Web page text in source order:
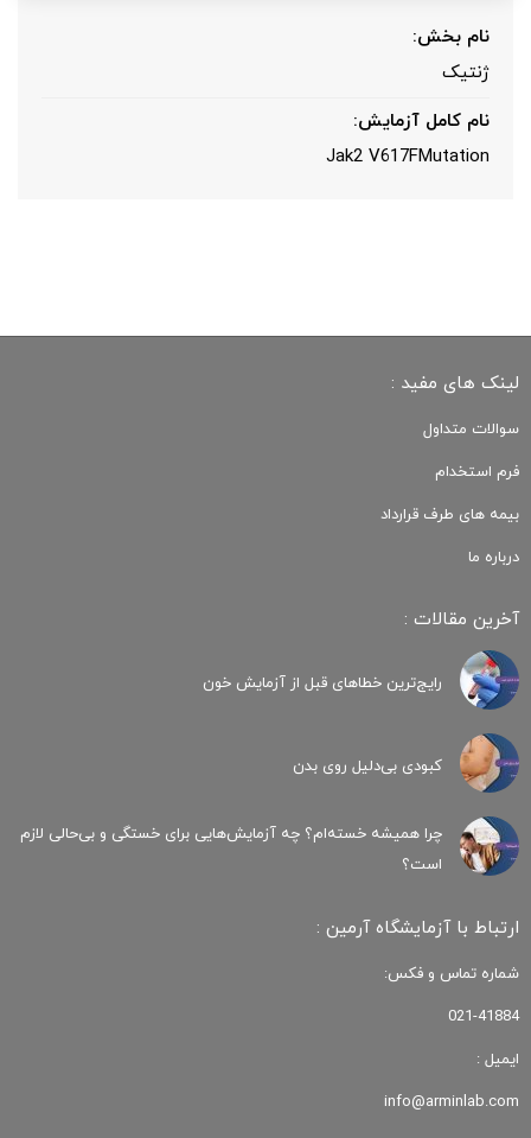
نام بخش:
ژنتیک
نام کامل آزمایش:
Jak2 V617FMutation
لینک های مفید :
سوالات متداول
فرم استخدام
بیمه های طرف قرارداد
درباره ما
آخرین مقالات :
رایج‌ترین خطاهای قبل از آزمایش خون
کبودی‌ بی‌دلیل روی بدن
چرا همیشه خسته‌ام؟ چه آزمایش‌هایی برای خستگی و بی‌حالی لازم
است؟
ارتباط با آزمایشگاه آرمین :
شماره تماس و فکس:
021-41884
ایمیل :
info@arminlab.com